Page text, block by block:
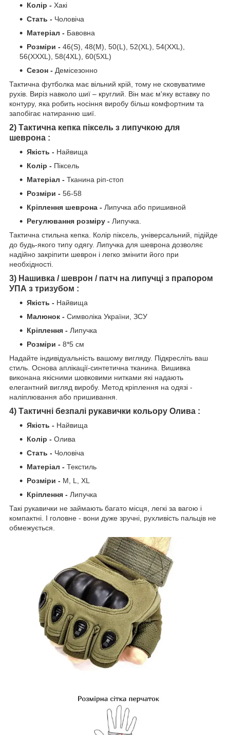
Колір - Хакі
Стать - Чоловіча
Матеріал - Бавовна
Розміри - 46(S), 48(М), 50(L), 52(XL), 54(XXL),
56(XXXL), 58(4XL), 60(5XL)
Сезон - Демісезонно
Тактична футболка має вільний крій, тому не сковуватиме
рухів. Виріз навколо шиї – круглий. Він має м'яку вставку по
контуру, яка робить носіння виробу більш комфортним та
запобігає натиранню шиї.
2) Тактична кепка піксель з липучкою для
шеврона :
Якість - Найвища
Колір - Піксель
Матеріал - Тканина ріп-стоп
Розміри - 56-58
Кріплення шеврона - Липучка або пришивной
Регулювання розміру - Липучка.
Тактична стильна кепка. Колір піксель, універсальний, підійде
до будь-якого типу одягу. Липучка для шеврона дозволяє
надійно закріпити шеврон і легко змінити його при
необхідності.
3) Нашивка / шеврон / патч на липучці з прапором
УПА з тризубом :
Якість - Найвища
Малюнок - Символіка України, ЗСУ
Кріплення - Липучка
Розміри - 8*5 см
Надайте індивідуальність вашому вигляду. Підкресліть ваш
стиль. Основа аплікації-синтетична тканина. Вишивка
виконана якісними шовковими нитками які надають
елегантний вигляд виробу. Метод кріплення на одязі -
наліплювання або пришивання.
4) Тактичні безпалі рукавички кольору Олива :
Якість - Найвища
Колір - Олива
Стать - Чоловіча
Матеріал - Текстиль
Розміри - M, L, XL
Кріплення - Липучка
Такі рукавички не займають багато місця, легкі за вагою і
компактні. І головне - вони дуже зручні, рухливість пальців не
обмежується.